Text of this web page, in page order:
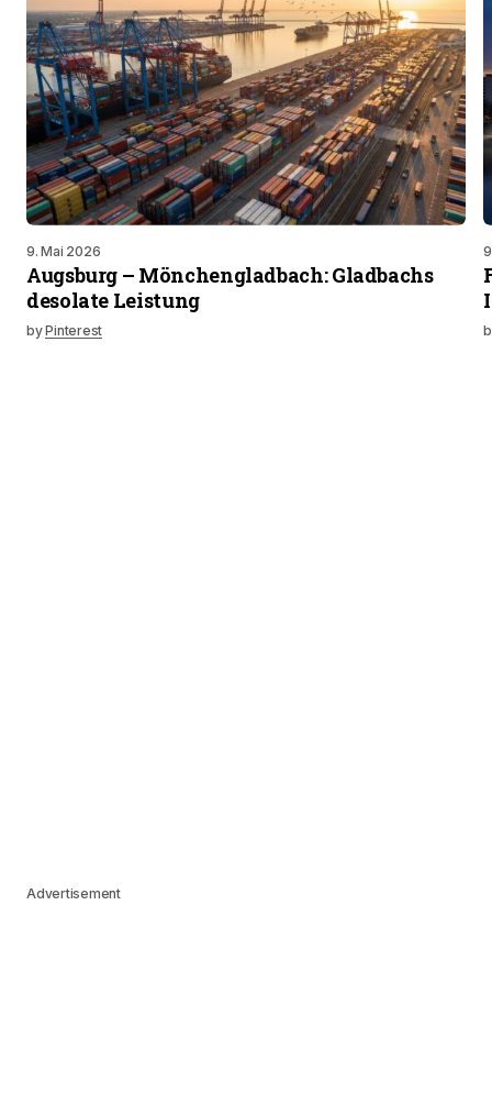
9. Mai 2026
Augsburg – Mönchengladbach: Gladbachs
desolate Leistung
byPinterest
Advertisement